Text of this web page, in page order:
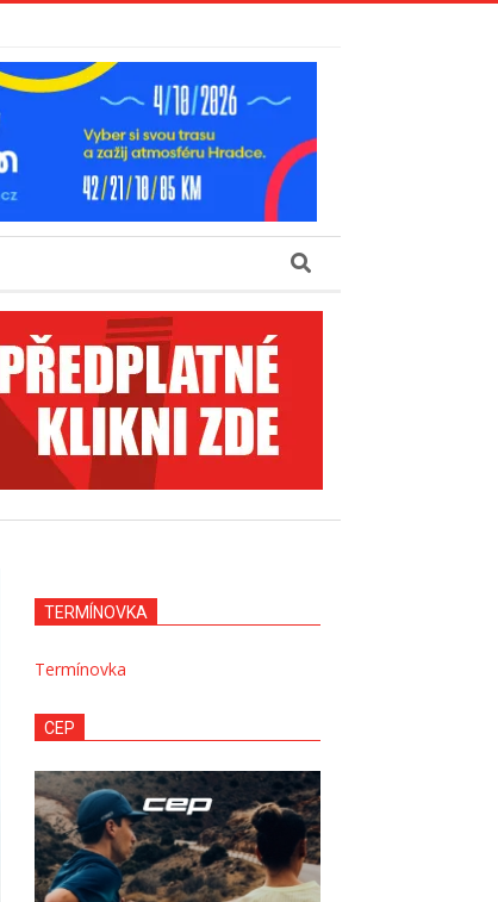
Search
TERMÍNOVKA
Termínovka
CEP